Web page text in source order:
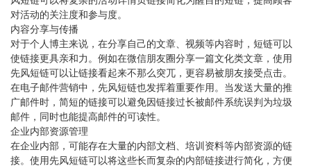
对活动的关注度和参与度。
内容分享与传播
对于个人博主来说，在分享自己的文章、视频等内容时，短链可以
使链接更具亲和力。例如在微信朋友圈分享一篇文化类文章，使用
先风短链可以让链接看起来不那么突兀，更容易被朋友接受点击。
在电子邮件营销中，先风短链也发挥着重要作用。当发送大量的推
广邮件时，简短的链接可以避免因链接过长被邮件系统误判为垃圾
邮件，同时也能提高邮件的可读性。
企业内部资源管理
在企业内部，可能存在大量的内部文档、培训资料等内部资源的链
接。使用先风短链可以将这些长而复杂的内部链接进行简化，方便